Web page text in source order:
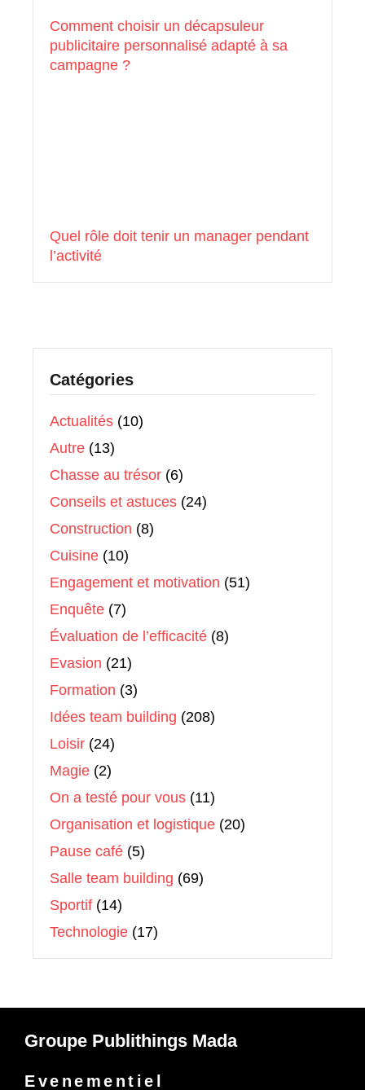
Comment choisir un décapsuleur
publicitaire personnalisé adapté à sa
campagne ?
Quel rôle doit tenir un manager pendant
l’activité
Catégories
Actualités (10)
Autre (13)
Chasse au trésor (6)
Conseils et astuces (24)
Construction (8)
Cuisine (10)
Engagement et motivation (51)
Enquête (7)
Évaluation de l’efficacité (8)
Evasion (21)
Formation (3)
Idées team building (208)
Loisir (24)
Magie (2)
On a testé pour vous (11)
Organisation et logistique (20)
Pause café (5)
Salle team building (69)
Sportif (14)
Technologie (17)
Groupe Publithings Mada
Evenementiel